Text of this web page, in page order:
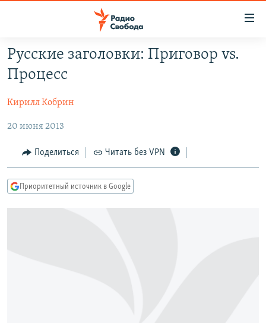
упрощенного
доступа
содержанию
Вернутся
главной
навигации
Вернутся
ПРОГРАММЫ
ПОДКАСТЫ
АВТОРСКИЕ ПРОЕКТЫ
ЦИТАТЫ СВОБОДЫ
МНЕНИЯ
КУЛЬТУРА
IDEL.РЕАЛИИ
Русские заголовки: Приговор vs.
Процесс
Кирилл Кобрин
20 июня 2013
Поделиться Читать без VPN
Приоритетный источник в Google